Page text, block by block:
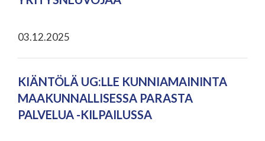
03.12.2025
KIÄNTÖLÄ UG:LLE KUNNIAMAININTA
MAAKUNNALLISESSA PARASTA
PALVELUA -KILPAILUSSA